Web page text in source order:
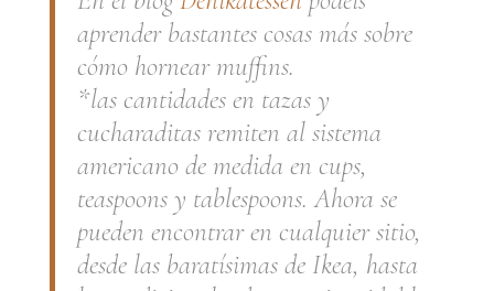
aprender bastantes cosas más sobre
cómo hornear muffins.
*las cantidades en tazas y
cucharaditas remiten al sistema
americano de medida en cups,
teaspoonsy tablespoons. Ahora se
pueden encontrar en cualquier sitio,
desde las baratísimas de Ikea, hasta